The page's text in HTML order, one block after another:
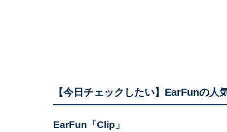
【今日チェックしたい】EarFunの人
EarFun「Clip」